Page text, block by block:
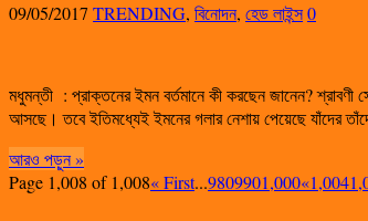
09/05/2017 TRENDING, বিনোদন, হেড লাইন্স0
মধুমন্তী : প্রাক্তনের ইমন বর্তমানে কী করছেন জানেন?
আসছে। তবে ইতিমধ্যেই ইমনের গলার নেশায় পেয়েছে যাঁদের
আরও পড়ুন »
Page 1,008 of 1,008« First...9809901,000«1,004